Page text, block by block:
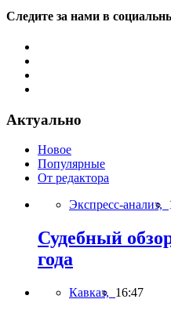
Следите за нами в
Актуально
Новое
Популярные
От редактора
Экспресс-анализ,
Судебный
года
Кавказ, 16:47